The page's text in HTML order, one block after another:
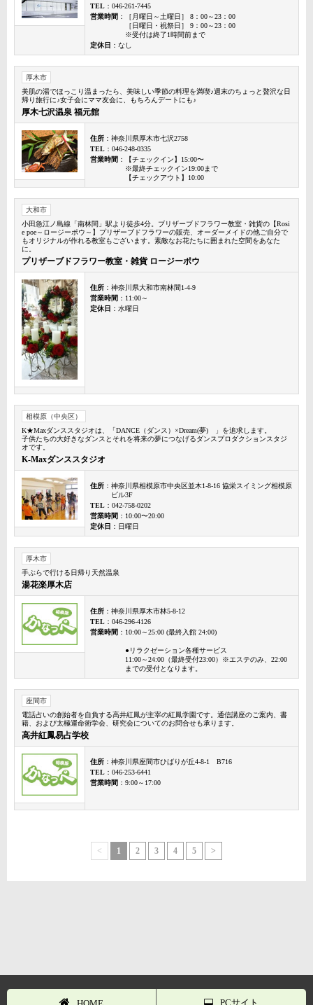
TEL ：046-261-7445
営業時間 ：［月曜日～土曜日］ 8：00～23：00
［日曜日・祝祭日］ 9：00～23：00
※受付は終了1時間前まで
定休日 ：なし
厚木市
美肌の湯でほっこり温まったら、美味しい季節の料理を満喫♪週末のちょっと贅沢な日
帰り旅行に♪女子会にママ友会に、もちろんデートにも♪
厚木七沢温泉 福元館
住所 ：神奈川県厚木市七沢2758
TEL ：046-248-0335
営業時間 ：【チェックイン】15:00〜
※最終チェックイン19:00まで
【チェックアウト】10:00
大和市
小田急江ノ島線「南林間」駅より徒歩4分。ブリザーブドフラワー教室・雑貨の【Rosi
e poe～ロージーポウ～】プリザーブドフラワーの販売、オーダーメイドの他ご自分で
もオリジナルが作れる教室もございます。素敵なお花たちに囲まれた空間をあなた
に。
プリザーブドフラワー教室・雑貨 ロージーポウ
住所 ：神奈川県大和市南林間1-4-9
営業時間 ：11:00～
定休日 ：水曜日
相模原（中央区）
K★Maxダンススタジオは、「DANCE（ダンス）×Dream(夢) 」を追求します。
子供たちの大好きなダンスとそれを将来の夢につなげるダンスプロダクションスタジ
オです。
K-Maxダンススタジオ
住所 ：神奈川県相模原市中央区並木1-8-16 協栄スイミング相模原
ビル3F
TEL ：042-758-0202
営業時間 ：10:00〜20:00
定休日 ：日曜日
厚木市
手ぶらで行ける日帰り天然温泉
湯花楽厚木店
住所 ：神奈川県厚木市林5-8-12
TEL ：046-296-4126
営業時間 ：10:00～25:00 (最終入館 24:00)
●リラクゼーション各種サービス
11:00～24:00（最終受付23:00）※エステのみ、22:00
までの受付となります。
座間市
電話占いの創始者を自負する高井紅鳳が主宰の紅鳳学園です。通信講座のご案内、書
籍、および太極運命術学会、研究会についてのお問合せも承ります。
高井紅鳳易占学校
住所 ：神奈川県座間市ひばりが丘4-8-1 B716
TEL ：046-253-6441
営業時間 ：9:00～17:00
< 1 2 3 4 5 >
PCサイト